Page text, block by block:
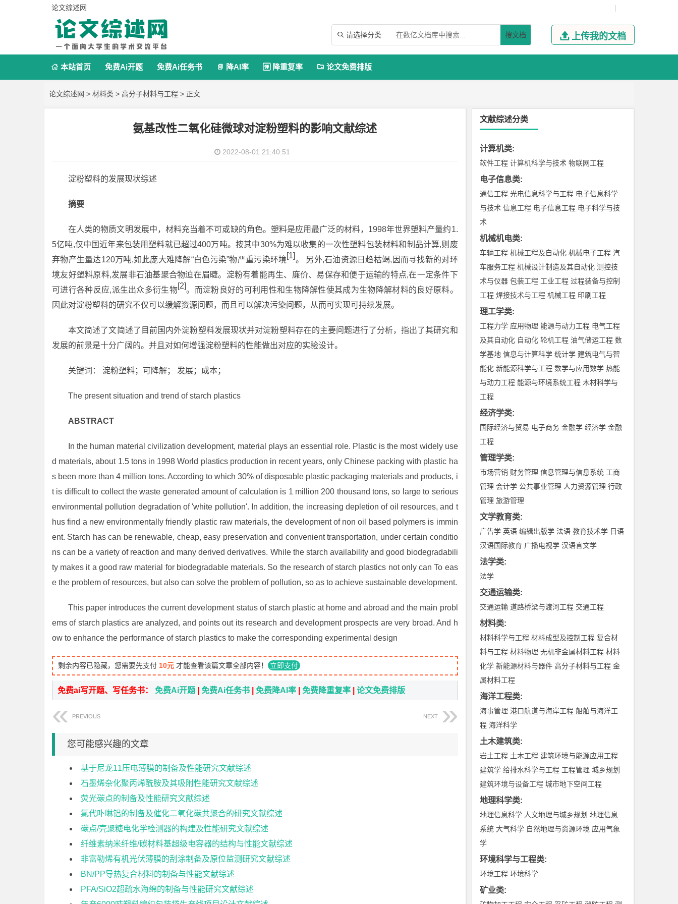
论文综述网 |
 请选择分类 搜文档  上传我的文档
 本站首页 免费Ai开题 免费Ai任务书  降AI率  降重复率  论文免费排版
论文综述网 > 材料类 > 高分子材料与工程 > 正文
氨基改性二氧化硅微球对淀粉塑料的影响文献综述
2022-08-01 21:40:51
淀粉塑料的发展现状综述
摘要
在人类的物质文明发展中，材料充当着不可或缺的角色。塑料是应用最广泛的材料，1998年世界塑料产量约1.
5亿吨,仅中国近年来包装用塑料就已超过400万吨。按其中30%为难以收集的一次性塑料包装材料和制品计算,则废
弃物产生量达120万吨,如此庞大难降解“白色污染”物严重污染环境[1]。
另外,石油资源日趋枯竭,因而寻找新的对环
境友好塑料原料,发展非石油基聚合物迫在眉睫。淀粉有着能再生、廉价、易保存和便于运输的特点,在一定条件下
可进行各种反应,派生出众多衍生物[2]。而淀粉良好的可利用性和生物降解性使其成为生物降解材料的良好原料。
因此对淀粉塑料的研究不仅可以缓解资源问题，而且可以解决污染问题，从而可实现可持续发展。
本文简述了文简述了目前国内外淀粉塑料发展现状并对淀粉塑料存在的主要问题进行了分析，指出了其研究和
发展的前景是十分广阔的。并且对如何增强淀粉塑料的性能做出对应的实验设计。
关键词： 淀粉塑料；可降解； 发展；成本；
The present situation and trend of starch plastics
ABSTRACT
In the human material civilization development, material plays an essential role. Plastic is the most widely use
d materials, about 1.5 tons in 1998 World plastics production in recent years, only Chinese packing with plastic ha
s been more than 4 million tons. According to which 30% of disposable plastic packaging materials and products, i
t is difficult to collect the waste generated amount of calculation is 1 million 200 thousand tons, so large to serious
environmental pollution degradation of 'white pollution'. In addition, the increasing depletion of oil resources, and t
hus find a new environmentally friendly plastic raw materials, the development of non oil based polymers is immin
ent. Starch has can be renewable, cheap, easy preservation and convenient transportation, under certain conditio
ns can be a variety of reaction and many derived derivatives. While the starch availability and good biodegradabili
ty makes it a good raw material for biodegradable materials. So the research of starch plastics not only can To eas
e the problem of resources, but also can solve the problem of pollution, so as to achieve sustainable development.
This paper introduces the current development status of starch plastic at home and abroad and the main probl
ems of starch plastics are analyzed, and points out its research and development prospects are very broad. And h
ow to enhance the performance of starch plastics to make the corresponding experimental design
剩余内容已隐藏，您需要先支付 10元 才能查看该篇文章全部内容！ 立即支付
免费ai写开题、写任务书： 免费Ai开题 免费Ai任务书 免费降AI率 免费降重复率 论文免费排版
PREVIOUS NEXT
您可能感兴趣的文章
基于尼龙11压电薄膜的制备及性能研究文献综述
石墨烯杂化聚丙烯酰胺及其吸附性能研究文献综述
荧光碳点的制备及性能研究文献综述
氯代卟啉铝的制备及催化二氧化碳共聚合的研究文献综述
碳点/壳聚糖电化学检测器的构建及性能研究文献综述
纤维素纳米纤维/碳材料基超级电容器的结构与性能文献综述
非富勒烯有机光伏薄膜的刮涂制备及原位监测研究文献综述
BN/PP导热复合材料的制备与性能文献综述
PFA/SiO2超疏水海绵的制备与性能研究文献综述
文献综述分类
计算机类:
软件工程 计算机科学与技术 物联网工程
电子信息类:
通信工程 光电信息科学与工程 电子信息科学
与技术 信息工程 电子信息工程 电子科学与技
术
机械机电类:
车辆工程 机械工程及自动化 机械电子工程 汽
车服务工程 机械设计制造及其自动化 测控技
术与仪器 包装工程 工业工程 过程装备与控制
工程 焊接技术与工程 机械工程 印刷工程
理工学类:
工程力学 应用物理 能源与动力工程 电气工程
及其自动化 自动化 轮机工程 油气储运工程 数
学基地 信息与计算科学 统计学 建筑电气与智
能化 新能源科学与工程 数学与应用数学 热能
与动力工程 能源与环境系统工程 木材科学与
工程
经济学类:
国际经济与贸易 电子商务 金融学 经济学 金融
工程
管理学类:
市场营销 财务管理 信息管理与信息系统 工商
管理 会计学 公共事业管理 人力资源管理 行政
管理 旅游管理
文学教育类:
广告学 英语 编辑出版学 法语 教育技术学 日语
汉语国际教育 广播电视学 汉语言文学
法学类:
法学
交通运输类:
交通运输 道路桥梁与渡河工程 交通工程
材料类:
材料科学与工程 材料成型及控制工程 复合材
料与工程 材料物理 无机非金属材料工程 材料
化学 新能源材料与器件 高分子材料与工程 金
属材料工程
海洋工程类:
海事管理 港口航道与海岸工程 船舶与海洋工
程 海洋科学
土木建筑类:
岩土工程 土木工程 建筑环境与能源应用工程
建筑学 给排水科学与工程 工程管理 城乡规划
建筑环境与设备工程 城市地下空间工程
地理科学类:
地理信息科学 人文地理与城乡规划 地理信息
系统 大气科学 自然地理与资源环境 应用气象
学
环境科学与工程类:
环境工程 环境科学
矿业类: